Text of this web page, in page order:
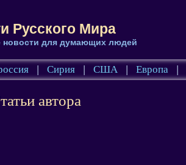
Русского Мира
новости для думающих людей
| Сирия | США | Европа |
автора